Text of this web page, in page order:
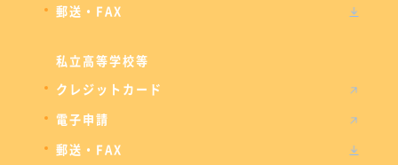
郵送・FAX
私立高等学校等
クレジットカード
電子申請
郵送・FAX